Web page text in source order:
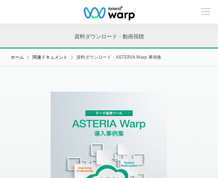
C
n
n
資料ダウンロード・動画視聴
ホーム 関連ドキュメント 資料ダウンロード：ASTERIA Warp 事例集